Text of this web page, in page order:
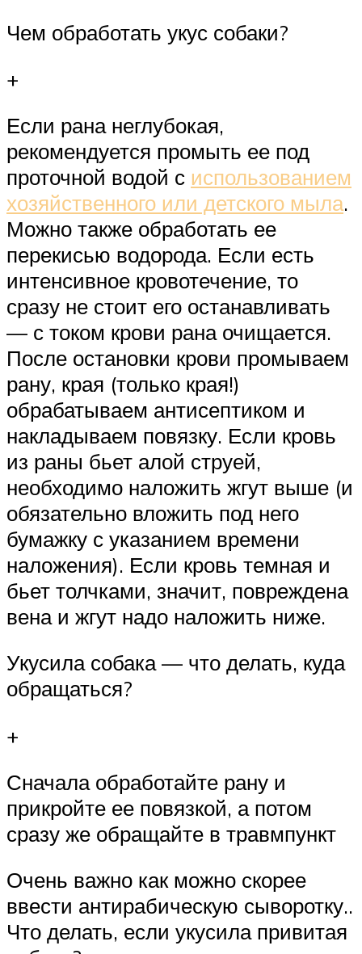
Чем обработать укус собаки?
+
Если рана неглубокая,
рекомендуется промыть ее под
проточной водой с использованием
хозяйственного или детского мыла.
Можно также обработать ее
перекисью водорода. Если есть
интенсивное кровотечение, то
сразу не стоит его останавливать
— с током крови рана очищается.
После остановки крови промываем
рану, края (только края!)
обрабатываем антисептиком и
накладываем повязку. Если кровь
из раны бьет алой струей,
необходимо наложить жгут выше (и
обязательно вложить под него
бумажку с указанием времени
наложения). Если кровь темная и
бьет толчками, значит, повреждена
вена и жгут надо наложить ниже.
Укусила собака — что делать, куда
обращаться?
+
Сначала обработайте рану и
прикройте ее повязкой, а потом
сразу же обращайте в травмпункт
Очень важно как можно скорее
ввести антирабическую сыворотку..
Что делать, если укусила привитая